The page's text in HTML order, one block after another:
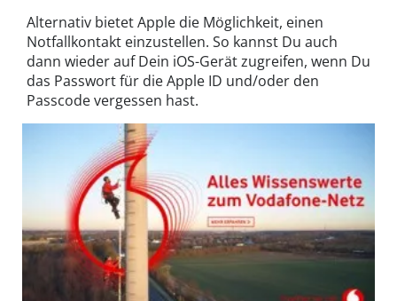
Alternativ bietet Apple die Möglichkeit, einen
Notfallkontakt einzustellen. So kannst Du auch
dann wieder auf Dein iOS-Gerät zugreifen, wenn Du
das Passwort für die Apple ID und/oder den
Passcode vergessen hast.